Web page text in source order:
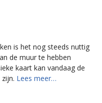
is het nog steeds nuttig
de muur te hebben
kaart kan vandaag de
Lees meer…